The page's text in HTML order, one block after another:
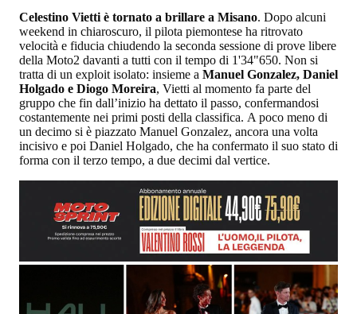
Celestino Vietti è tornato a brillare a Misano. Dopo alcuni
weekend in chiaroscuro, il pilota piemontese ha ritrovato
velocità e fiducia chiudendo la seconda sessione di prove libere
della Moto2 davanti a tutti con il tempo di 1'34"650. Non si
tratta di un exploit isolato: insieme a Manuel Gonzalez, Daniel
Holgado e Diogo Moreira, Vietti al momento fa parte del
gruppo che fin dall’inizio ha dettato il passo, confermandosi
costantemente nei primi posti della classifica. A poco meno di
un decimo si è piazzato Manuel Gonzalez, ancora una volta
incisivo e poi Daniel Holgado, che ha confermato il suo stato di
forma con il terzo tempo, a due decimi dal vertice.